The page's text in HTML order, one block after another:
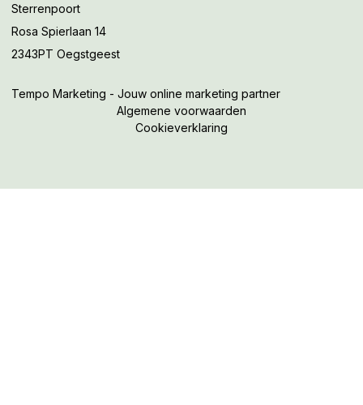
Sterrenpoort
Rosa Spierlaan 14
2343PT Oegstgeest
Tempo Marketing - Jouw online marketing partner
Algemene voorwaarden
Cookieverklaring